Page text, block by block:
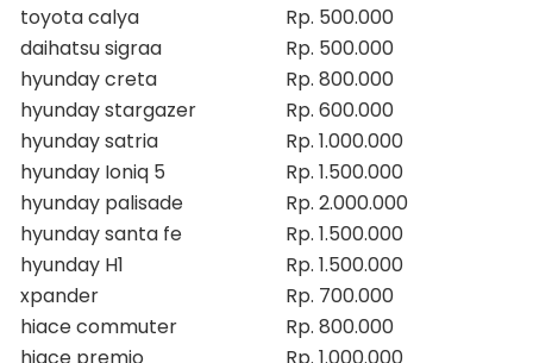
toyota calya
Rp. 500.000
daihatsu sigraa
Rp. 500.000
hyunday creta
Rp. 800.000
hyunday stargazer
Rp. 600.000
hyunday satria
Rp. 1.000.000
hyunday Ioniq 5
Rp. 1.500.000
hyunday palisade
Rp. 2.000.000
hyunday santa fe
Rp. 1.500.000
hyunday H1
Rp. 1.500.000
xpander
Rp. 700.000
hiace commuter
Rp. 800.000